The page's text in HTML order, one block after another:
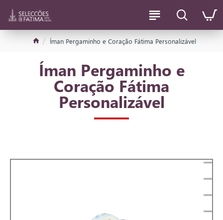
Íman Pergaminho e Coração Fátima Personalizável
Íman Pergaminho e
Coração Fátima
Personalizável